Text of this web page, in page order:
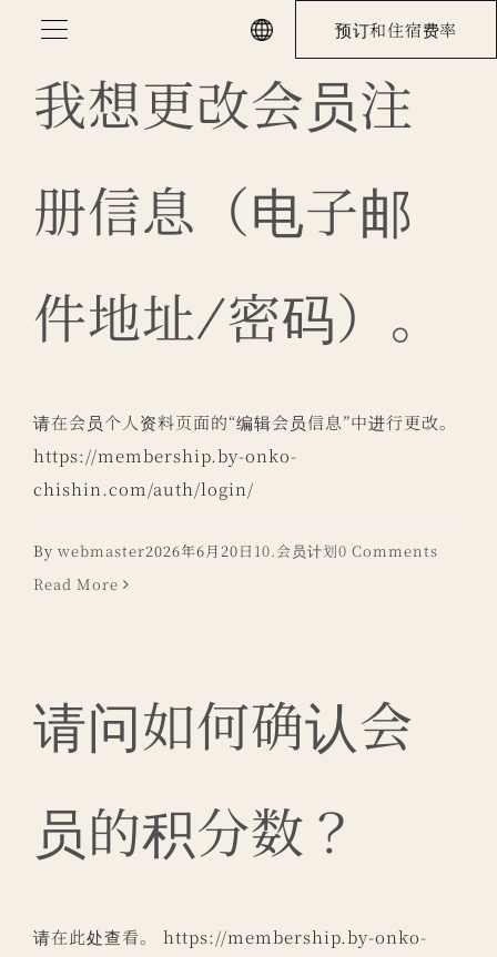
content
预订和住宿费率
我想更改会员注
册信息（电子邮
件地址/密码）。
请在会员个人资料页面的“编辑会员信息”中进行更改。
https://membership.by-onko-
chishin.com/auth/login/
By webmaster2026年6月20日 10.会员计划0 Comments
Read More
请问如何确认会
员的积分数？
请在此处查看。 https://membership.by-onko-